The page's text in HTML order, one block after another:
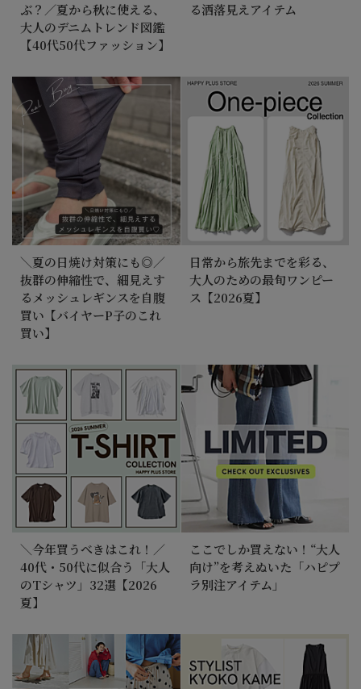
ぶ？／夏から秋に使える、
大人のデニムトレンド図鑑
【40代50代ファッション】
る洒落見えアイテム
＼夏の日焼け対策にも◎／
抜群の伸縮性で、細見えす
るメッシュレギンスを自腹
買い【バイヤーP子のこれ
買い】
日常から旅先までを彩る、
大人のための最旬ワンピー
ス【2026夏】
＼今年買うべきはこれ！／
40代・50代に似合う「大人
のTシャツ」32選【2026
夏】
ここでしか買えない！“大人
向け”を考えぬいた「ハピプ
ラ別注アイテム」